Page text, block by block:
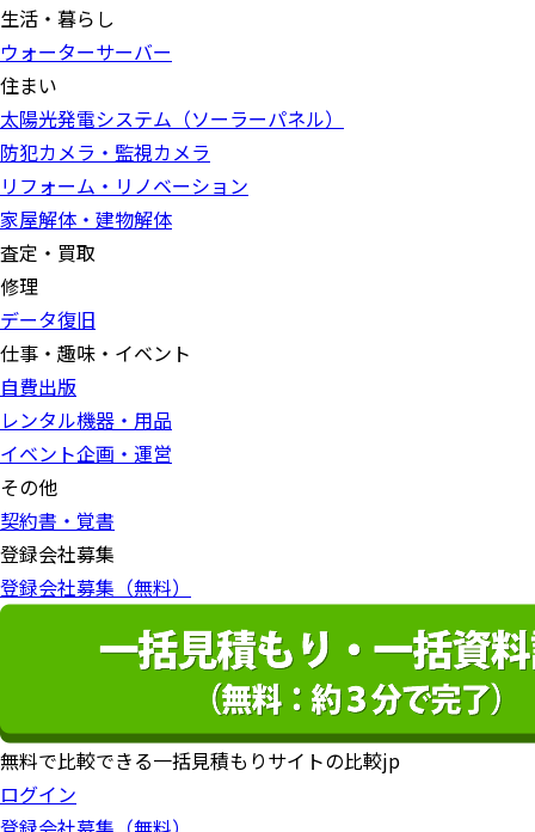
生活・暮らし
ウォーターサーバー
住まい
太陽光発電システム（ソーラーパネル）
防犯カメラ・監視カメラ
リフォーム・リノベーション
家屋解体・建物解体
査定・買取
修理
データ復旧
仕事・趣味・イベント
自費出版
レンタル機器・用品
イベント企画・運営
その他
契約書・覚書
登録会社募集
登録会社募集（無料）
無料で比較できる一括見積もりサイトの比較jp
ログイン